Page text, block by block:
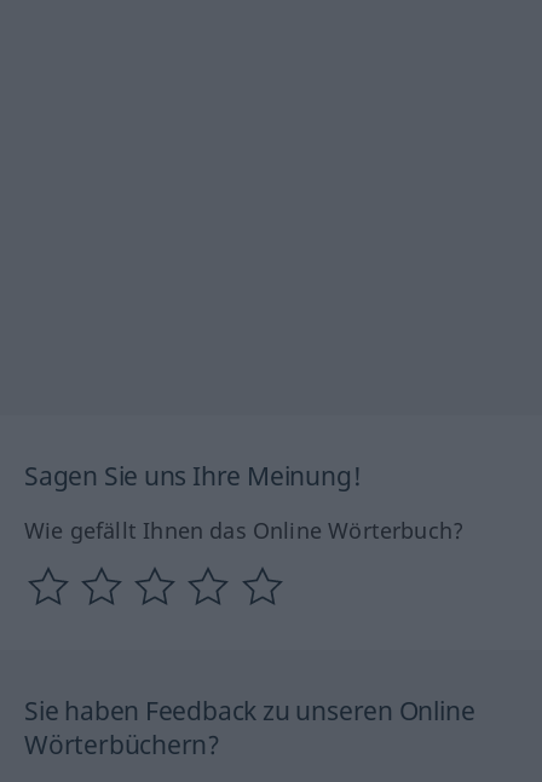
Sagen Sie uns Ihre Meinung!
Wie gefällt Ihnen das Online Wörterbuch?
Sie haben Feedback zu unseren Online
Wörterbüchern?